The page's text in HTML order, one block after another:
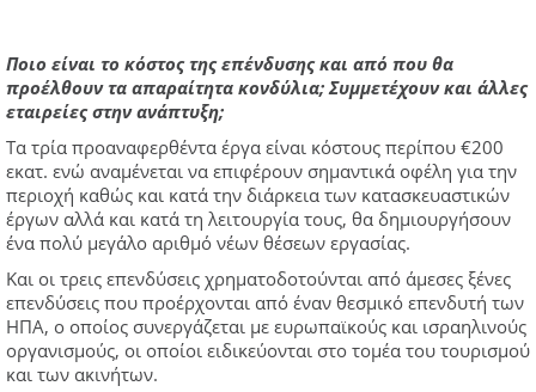
Ποιο είναι το κόστος της επένδυσης και από που θα
προέλθουν τα απαραίτητα κονδύλια; Συμμετέχουν και άλλες
εταιρείες στην ανάπτυξη;
Τα τρία προαναφερθέντα έργα είναι κόστους περίπου €200
εκατ. ενώ αναμένεται να επιφέρουν σημαντικά οφέλη για την
περιοχή καθώς και κατά την διάρκεια των κατασκευαστικών
έργων αλλά και κατά τη λειτουργία τους, θα δημιουργήσουν
ένα πολύ μεγάλο αριθμό νέων θέσεων εργασίας.
Και οι τρεις επενδύσεις χρηματοδοτούνται από άμεσες ξένες
επενδύσεις που προέρχονται από έναν θεσμικό επενδυτή των
ΗΠΑ, ο οποίος συνεργάζεται με ευρωπαϊκούς και ισραηλινούς
οργανισμούς, οι οποίοι ειδικεύονται στο τομέα του τουρισμού
και των ακινήτων.